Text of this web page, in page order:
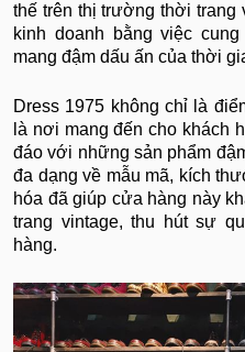
thế trên thị trường thời trang
kinh doanh bằng việc
mang đậm dấu ấn của thời
Dress 1975 không chỉ là
là nơi mang đến cho khách
đáo với những sản phẩm
đa dạng về mẫu mã, kích
hóa đã giúp cửa hàng này
trang vintage, thu hút sự
hàng.